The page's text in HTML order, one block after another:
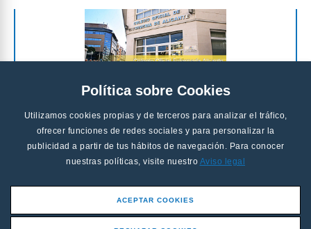
Política sobre Cookies
Utilizamos cookies propias y de terceros para analizar el tráfico,
ofrecer funciones de redes sociales y para personalizar la
publicidad a partir de tus hábitos de navegación. Para conocer
nuestras políticas, visite nuestro Aviso legal
ACEPTAR COOKIES